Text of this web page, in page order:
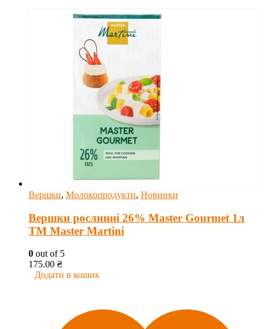
Вершки, Молокопродукти, Новинки
Вершки рослинні 26% Master Gourmet 1л
ТМ Master Martini
0 out of 5
175.00 ₴
Додати в кошик